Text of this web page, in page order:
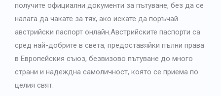
получите официални документи за пътуване, без да се
налага да чакате за тях, ако искате да поръчай
австрийски паспорт онлайн .Австрийските паспорти са
сред най-добрите в света, предоставяйки пълни права
в Европейския съюз, безвизово пътуване до много
страни и надеждна самоличност, която се приема по
целия свят.
Danish
Swedish